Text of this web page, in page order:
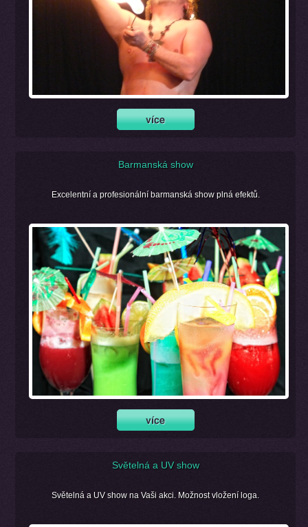
Barmanská show
Excelentní a profesionální barmanská show plná efektů.
Světelná a UV show
Světelná a UV show na Vaši akci. Možnost vložení loga.